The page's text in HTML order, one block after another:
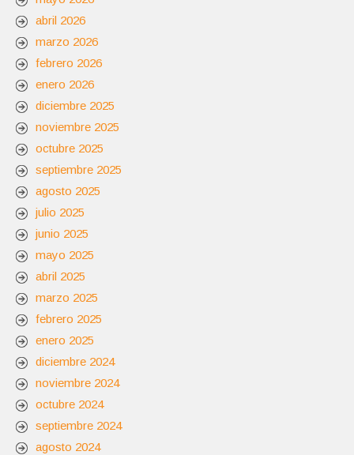
abril 2026
marzo 2026
febrero 2026
enero 2026
diciembre 2025
noviembre 2025
octubre 2025
septiembre 2025
agosto 2025
julio 2025
junio 2025
mayo 2025
abril 2025
marzo 2025
febrero 2025
enero 2025
diciembre 2024
noviembre 2024
octubre 2024
septiembre 2024
agosto 2024